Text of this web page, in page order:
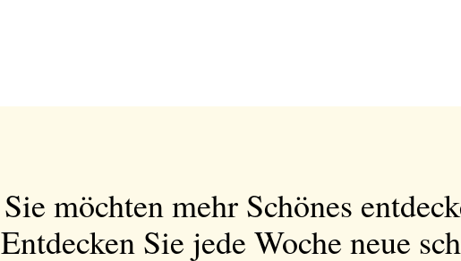
Sie möchten mehr Schönes
Entdecken Sie jede Woche neue
Entdecken Sie jede Woche neue schöne
Orte, handverlesene Geheimtipps und